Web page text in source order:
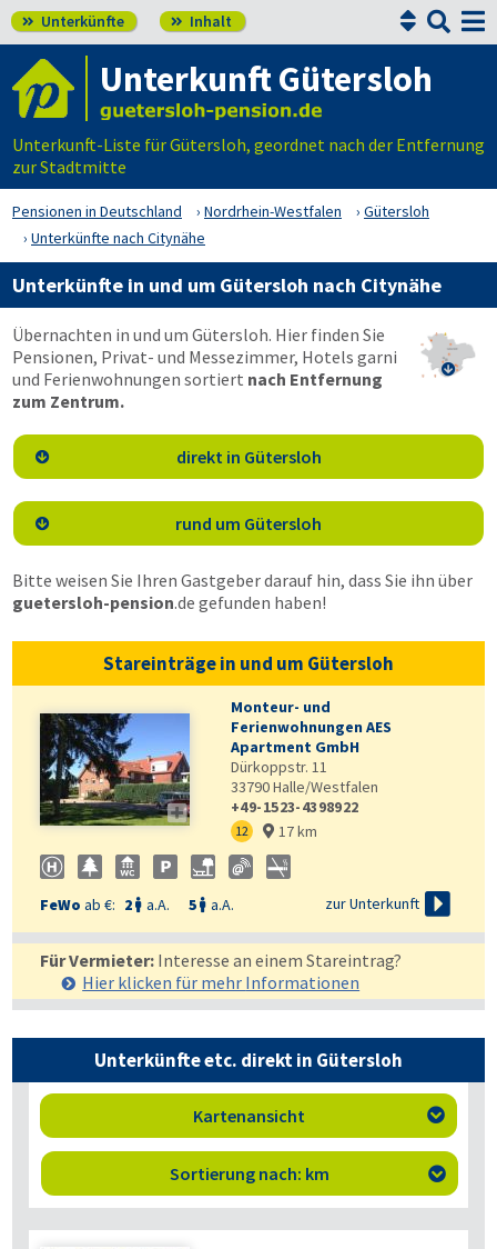
 Unterkünfte  Inhalt 

Unterkunft Gütersloh
Unterkunft-Liste für Gütersloh, geordnet nach der Entfernung
zur Stadtmitte
Pensionen in Deutschland Nordrhein-Westfalen
Gütersloh
Unterkünfte nach Citynähe
Unterkünfte in und um Gütersloh nach Citynähe

Übernachten in und um Gütersloh. Hier finden Sie
Pensionen, Privat- und Messezimmer, Hotels garni
und Ferienwohnungen sortiert nach Entfernung
zum Zentrum.
 direkt in Gütersloh
 rund um Gütersloh
Bitte weisen Sie Ihren Gastgeber darauf hin, dass Sie ihn über
guetersloh-pension.de gefunden haben!
Stareinträge in und um Gütersloh

Monteur- und
Ferienwohnungen AES
Apartment GmbH
Dürkoppstr. 11
33790Halle/Westfalen
+49-1523-4398922
12  17 km
FeWo ab €: 2  a.A. 5  a.A. zur Unterkunft 
Für Vermieter: Interesse an einem Stareintrag?
Hier klicken für mehr Informationen
Unterkünfte etc. direkt in Gütersloh
Kartenansicht 
Sortierung nach: km 